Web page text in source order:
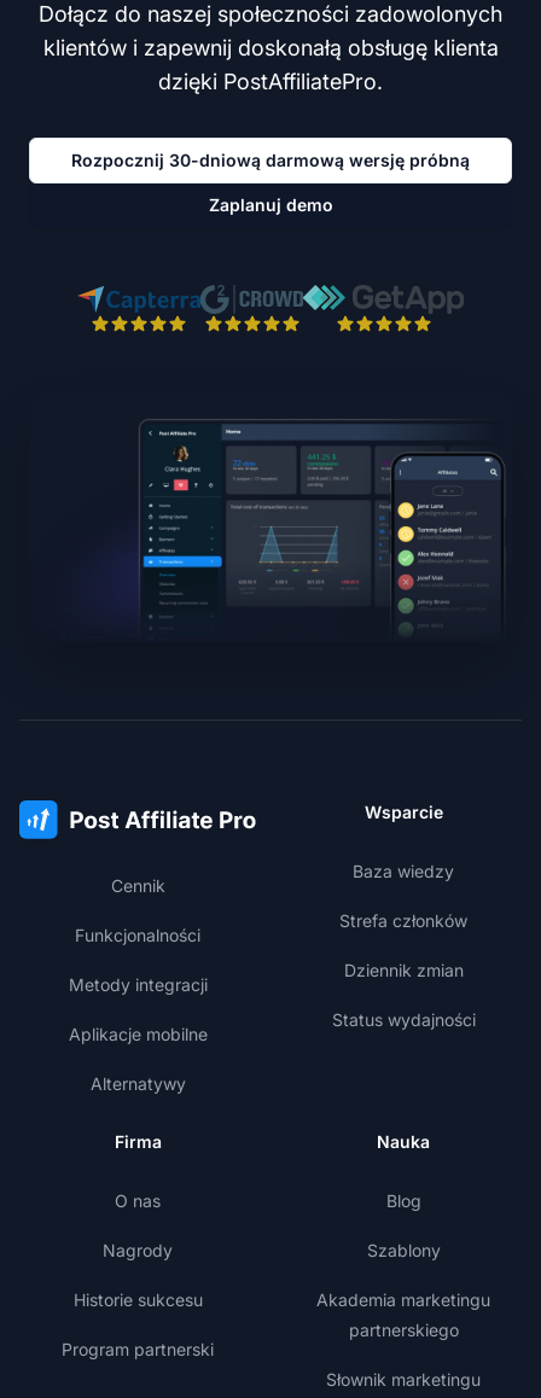
Dołącz do naszej społeczności zadowolonych
klientów i zapewnij doskonałą obsługę klienta
dzięki PostAffiliatePro.
Rozpocznij 30-dniową darmową wersję próbną
Zaplanuj demo
Cennik
Funkcjonalności
Metody integracji
Aplikacje mobilne
Alternatywy
Wsparcie
Baza wiedzy
Strefa członków
Dziennik zmian
Status wydajności
Firma
O nas
Nagrody
Historie sukcesu
Program partnerski
Nauka
Blog
Szablony
Akademia marketingu
partnerskiego
Słownik marketingu